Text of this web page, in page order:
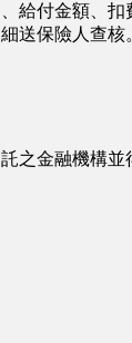
給付金額、扣
送保險人查核
之金融機構並